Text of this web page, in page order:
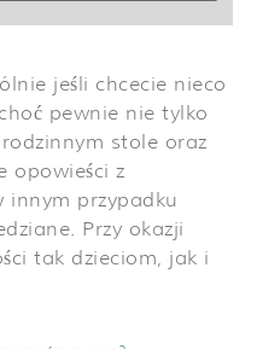
jeśli chcecie nieco
pewnie nie tylko
stole oraz
opowieści z
innym przypadku
Przy okazji
tak dzieciom, jak i